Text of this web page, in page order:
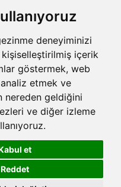
deneyiminizi
içerik
göstermek, web
etmek ve
nereden geldiğini
ve diğer izleme
et
Reddet
Saklıdır.